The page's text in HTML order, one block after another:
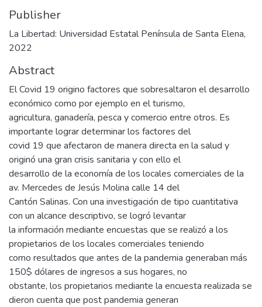
Publisher
La Libertad: Universidad Estatal Península de Santa Elena,
2022
Abstract
El Covid 19 origino factores que sobresaltaron el desarrollo
económico como por ejemplo en el turismo,
agricultura, ganadería, pesca y comercio entre otros. Es
importante lograr determinar los factores del
covid 19 que afectaron de manera directa en la salud y
originó una gran crisis sanitaria y con ello el
desarrollo de la economía de los locales comerciales de la
av. Mercedes de Jesús Molina calle 14 del
Cantón Salinas. Con una investigación de tipo cuantitativa
con un alcance descriptivo, se logró levantar
la información mediante encuestas que se realizó a los
propietarios de los locales comerciales teniendo
como resultados que antes de la pandemia generaban más
150$ dólares de ingresos a sus hogares, no
obstante, los propietarios mediante la encuesta realizada se
dieron cuenta que post pandemia generan